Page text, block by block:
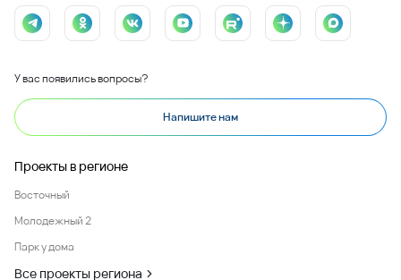
У вас появились вопросы?
Напишите нам
Проекты в регионе
Восточный
Молодежный 2
Парк у дома
Все проекты региона